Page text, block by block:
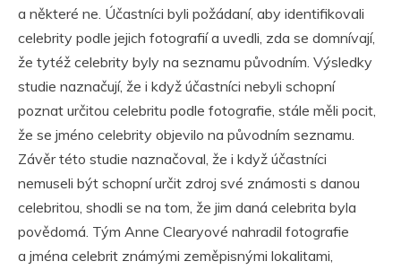
a některé ne. Účastníci byli požádaní, aby identifikovali
celebrity podle jejich fotografií a uvedli, zda se domnívají,
že tytéž celebrity byly na seznamu původním. Výsledky
studie naznačují, že i když účastníci nebyli schopní
poznat určitou celebritu podle fotografie, stále měli pocit,
že se jméno celebrity objevilo na původním seznamu.
Závěr této studie naznačoval, že i když účastníci
nemuseli být schopní určit zdroj své známosti s danou
celebritou, shodli se na tom, že jim daná celebrita byla
povědomá. Tým Anne Clearyové nahradil fotografie
a jména celebrit známými zeměpisnými lokalitami,